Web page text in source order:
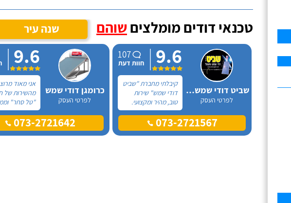
טכנאי דודים מומלציםשוהם שנה עיר
שביט דודי שמש וחשמל בע"מ
לפרטי העסק
9.6
107
חוות דעת
קיבלתי מחברת "שביט
דודי שמש" שירות
טוב, מהיר ומקצועי.
הזמנתי אותם לא
מזמן, כשהתפוצץ לי
הדוד שמש של
073-2721567
כרומגן דודי שמש
לפרטי העסק
9.6
אני מאוד
מהשירות של
"טל סחר"
עליהם מכל
פניתי אליהם
החלפת דוד
073-2721642